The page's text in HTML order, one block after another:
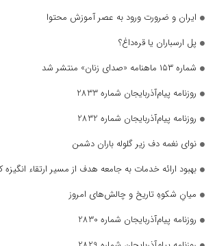
ایران و ضرورت ورود به عصر آموزش محتوا
پل ارسباران یا قره‌داغ؟
شماره ۱۵۳ ماهنامه «صدای زنان» منتشر شد
روزنامه پیام‌آذربایجان شماره 2833
روزنامه پیام‌آذربایجان شماره 2832
نوای نغمه دف زیر گلوله باران دشمن
بهبود ارائه خدمات به جامعه هدف از مسیر ارتقاء انگیزه
میانِ شکوهِ تاریخ و چالش‌های امروز
روزنامه پیام‌آذربایجان شماره 2830